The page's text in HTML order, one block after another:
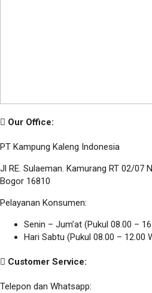
Our Office:
PT Kampung Kaleng Indonesia
Jl RE. Sulaeman. Kamurang RT 02/07
Bogor 16810
Pelayanan Konsumen:
Senin – Jum’at (Pukul 08.00 –
Hari Sabtu (Pukul 08.00 – 12.00
Customer Service:
Telepon dan Whatsapp: